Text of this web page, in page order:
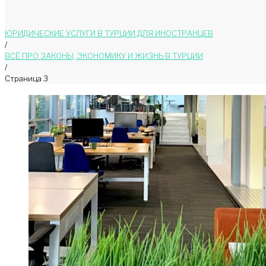
ЮРИДИЧЕСКИЕ УСЛУГИ В ТУРЦИИ ДЛЯ ИНОСТРАНЦЕВ
/
ВСЁ ПРО ЗАКОНЫ, ЭКОНОМИКУ И ЖИЗНЬ В ТУРЦИИ
/
Страница 3
ВСЁ
ПРО
ЗАКОНЫ,